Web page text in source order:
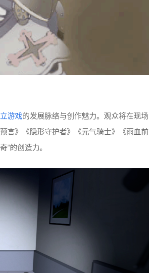
游戏的发展脉络与创作魅力。观众将在现场
言》《隐形守护者》《元气骑士》《雨血前
”的创造力。